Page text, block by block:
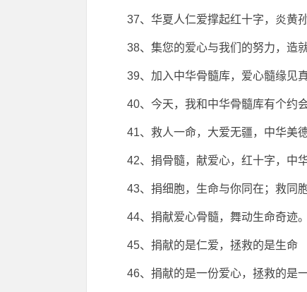
37、华夏人仁爱撑起红十字，炎黄
38、集您的爱心与我们的努力，造
39、加入中华骨髓库，爱心髓缘见
40、今天，我和中华骨髓库有个约
41、救人一命，大爱无疆，中华美
42、捐骨髓，献爱心，红十字，中华
43、捐细胞，生命与你同在；救同
44、捐献爱心骨髓，舞动生命奇迹。
45、捐献的是仁爱，拯救的是生命
46、捐献的是一份爱心，拯救的是